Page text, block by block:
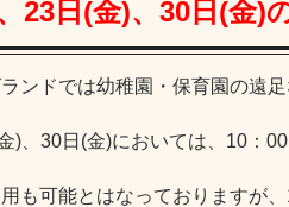
23日(金)、30日(金)
ンドでは幼稚園・保育園の遠
)、30日(金)においては、10：
も可能とはなっておりますが